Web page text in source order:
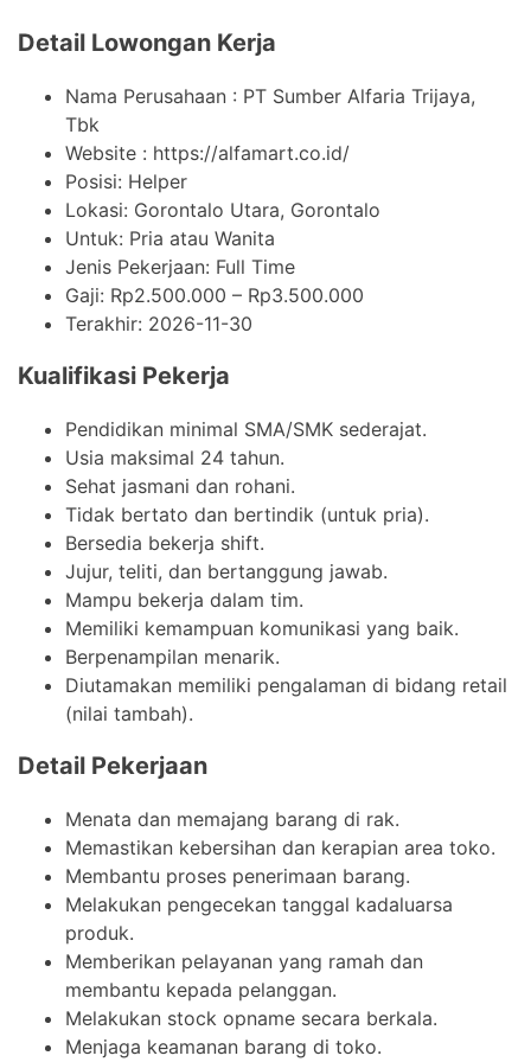
Detail Lowongan Kerja
Nama Perusahaan : PT Sumber Alfaria Trijaya,
Tbk
Website : https://alfamart.co.id/
Posisi: Helper
Lokasi: Gorontalo Utara, Gorontalo
Untuk: Pria atau Wanita
Jenis Pekerjaan: Full Time
Gaji: Rp2.500.000 – Rp3.500.000
Terakhir: 2026-11-30
Kualifikasi Pekerja
Pendidikan minimal SMA/SMK sederajat.
Usia maksimal 24 tahun.
Sehat jasmani dan rohani.
Tidak bertato dan bertindik (untuk pria).
Bersedia bekerja shift.
Jujur, teliti, dan bertanggung jawab.
Mampu bekerja dalam tim.
Memiliki kemampuan komunikasi yang baik.
Berpenampilan menarik.
Diutamakan memiliki pengalaman di bidang retail
(nilai tambah).
Detail Pekerjaan
Menata dan memajang barang di rak.
Memastikan kebersihan dan kerapian area toko.
Membantu proses penerimaan barang.
Melakukan pengecekan tanggal kadaluarsa
produk.
Memberikan pelayanan yang ramah dan
membantu kepada pelanggan.
Melakukan stock opname secara berkala.
Menjaga keamanan barang di toko.